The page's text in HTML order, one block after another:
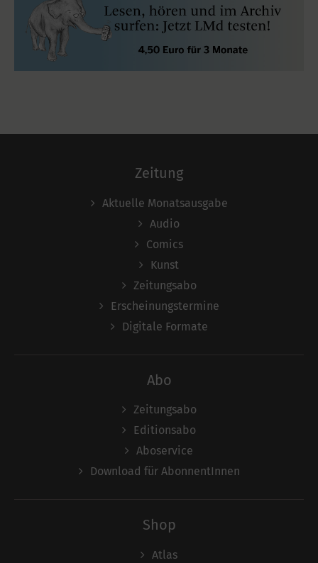
Zeitung
Aktuelle Monatsausgabe
Audio
Comics
Kunst
Zeitungsabo
Erscheinungstermine
Digitale Formate
Abo
Zeitungsabo
Editionsabo
Aboservice
Download für AbonnentInnen
Shop
Atlas